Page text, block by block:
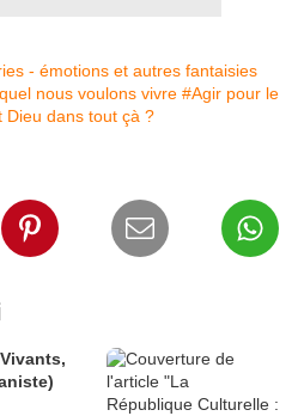
- émotions et autres fantaisies
nous voulons vivre #Agir pour le
Dieu dans tout çà ?